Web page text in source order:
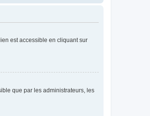
est accessible en cliquant sur
que par les administrateurs, les